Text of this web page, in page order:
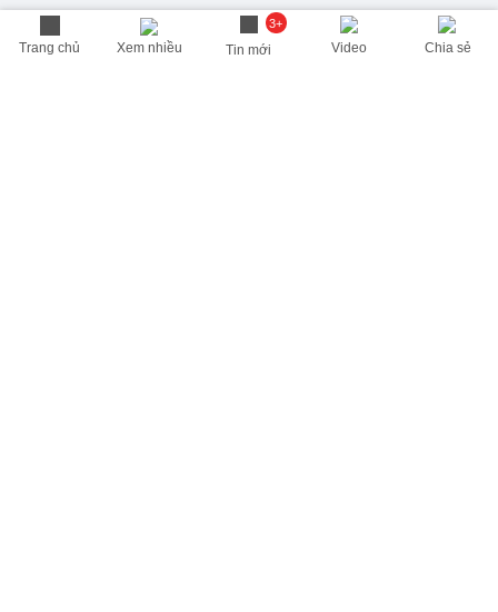
Trang chủ Xem nhiều
3+
Tin mới Video Chia sẻ